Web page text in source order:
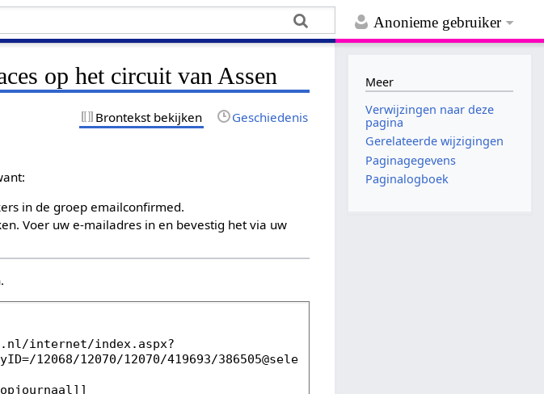
Anonieme gebruiker
op het circuit van Assen
Brontekst bekijken Geschiedenis
in de groep emailconfirmed.
Voer uw e-mailadres in en bevestig het via uw
Meer
Verwijzingen naar deze
pagina
Gerelateerde wijzigingen
Paginagegevens
Paginalogboek